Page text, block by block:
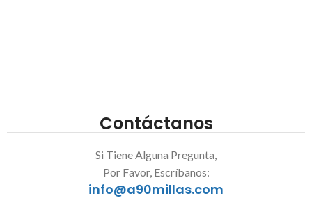
Contáctanos
Si Tiene Alguna Pregunta,
Por Favor, Escríbanos:
info@a90millas.com